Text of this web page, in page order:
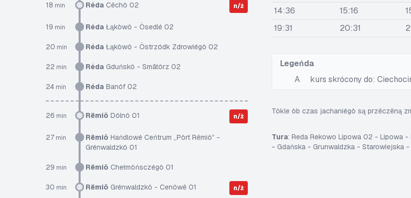
18 min Réda Cëchô 02 n/ż
19 min Réda Łąkòwô - Òsedlé 02
20 min Réda Łąkòwô - Òstrzódk Zdrowiégò 02
22 min Réda Gduńskô - Smãtôrz 02
24 min Réda Banóf 02
26 min Rëmiô Dólnô 01 n/ż
27 min Rëmiô Hańdlowé Ceńtrum „Pòrt Rëmiô” -
Grénwaldzkô 01
29 min Rëmiô Chełmòńsczégò 01
30 min Rëmiô Grénwaldzkô - Cenôwë 01 n/ż
14:36
15:16
19:31
20:31
Legeńda
A
kurs skrócony do:
Tôkle òb czas jachaniégò są przëczëną
Tura: Reda Rekowo Lipowa 02 - Lipowa
- Gdańska - Grunwaldzka - Starowiejska